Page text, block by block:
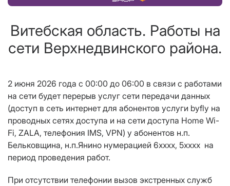
Витебская область. Работы на
сети Верхнедвинского района.
2 июня 2026 года c 00:00 до 06:00 в связи с работами
на сети будет перерыв услуг сети передачи данных
(доступ в сеть интернет для абонентов услуги byfly на
проводных сетях доступа и на сети доступа Home Wi-
Fi, ZALA, телефония IMS, VPN) у абонентов н.п.
Бельковщина, н.п.Янино нумерацией 6хххх, 5хххх на
период проведения работ.
При отсутствии телефонии вызов экстренных служб